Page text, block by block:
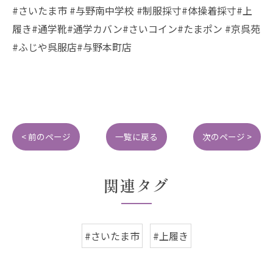
#さいたま市 #与野南中学校 #制服採寸#体操着採寸#上
履き#通学靴#通学カバン#さいコイン#たまポン #京呉苑
#ふじや呉服店#与野本町店
< 前のページ 一覧に戻る 次のページ >
関連タグ
#さいたま市 #上履き